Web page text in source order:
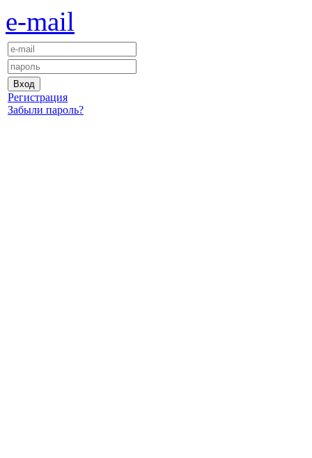
e-mail
Регистрация
Забыли пароль?